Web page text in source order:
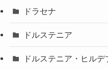
ドラセナ
ドルステニア
ドルステニア・ヒル